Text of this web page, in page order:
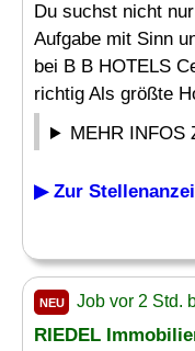
Du suchst nicht
Aufgabe mit Sinn
bei B B HOTELS
richtig Als größte
MEHR INFOS
▶ Zur
NEU Job vor 2 Std.
RIEDEL